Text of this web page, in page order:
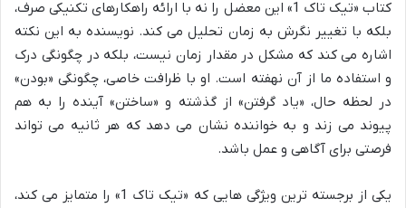
کتاب «تیک تاک 1» این معضل را نه با ارائه راهکارهای تکنیکی صرف،
بلکه با تغییر نگرش به زمان تحلیل می کند. نویسنده به این نکته
اشاره می کند که مشکل در مقدار زمان نیست، بلکه در چگونگی درک
و استفاده ما از آن نهفته است. او با ظرافت خاصی، چگونگی «بودن»
در لحظه حال، «یاد گرفتن» از گذشته و «ساختن» آینده را به هم
پیوند می زند و به خواننده نشان می دهد که هر ثانیه می تواند
فرصتی برای آگاهی و عمل باشد.
یکی از برجسته ترین ویژگی هایی که «تیک تاک 1» را متمایز می کند،